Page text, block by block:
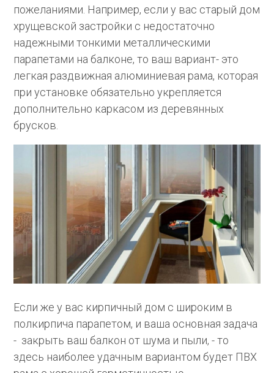
пожеланиями. Например, если у вас старый дом
хрущевской застройки с недостаточно
надежными тонкими металлическими
парапетами на балконе, то ваш вариант- это
легкая раздвижная алюминиевая рама, которая
при установке обязательно укрепляется
дополнительно каркасом из деревянных
брусков.
Если же у вас кирпичный дом с широким в
полкирпича парапетом, и ваша основная задача
- закрыть ваш балкон от шума и пыли, - то
здесь наиболее удачным вариантом будет ПВХ